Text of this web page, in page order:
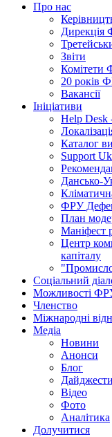
Про нас
Дирекція
Звіти
Комітети
20 років
Вакансії
Ініціативи
Help Desk
Каталог
Support
Дансько-
ФРУ
План
Маніфест
Центр
капіталу
Соціальний
Можливості
Членство
Міжнародні
Медіа
Новини
Анонси
Блог
Дайджести
Відео
Фото
Аналітика
Долучитися